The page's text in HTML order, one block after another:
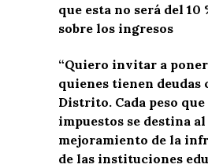
que esta no será del 10
sobre los ingresos
“Quiero invitar a
quienes tienen deudas
Distrito. Cada peso que
impuestos se destina al
mejoramiento de la
de las instituciones